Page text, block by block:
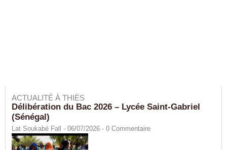
ACTUALITÉ À THIÈS
Délibération du Bac 2026 – Lycée Saint-Gabriel
(Sénégal)
Lat Soukabé Fall - 06/07/2026 - 0 Commentaire